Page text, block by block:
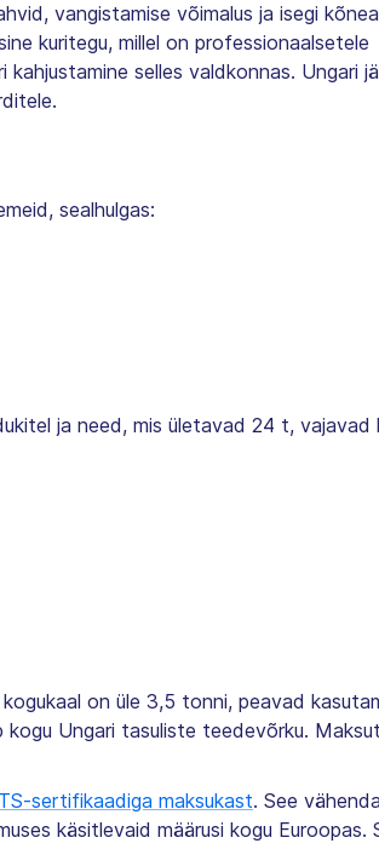
vangistamise võimalus ja isegi
kuritegu, millel on professionaalsetele
selles valdkonnas. Ungari
sealhulgas:
ja need, mis ületavad 24 t, vajavad
on üle 3,5 tonni, peavad
Ungari tasuliste teedevõrku.
sertifikaadiga maksukast. See
käsitlevaid määrusi kogu Euroopas.